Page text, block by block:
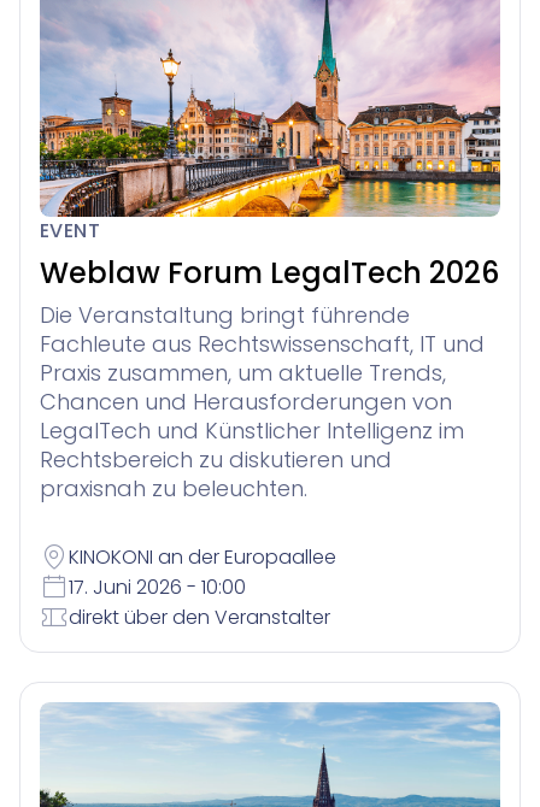
EVENT
Weblaw Forum LegalTech 2026
Die Veranstaltung bringt führende
Fachleute aus Rechtswissenschaft, IT und
Praxis zusammen, um aktuelle Trends,
Chancen und Herausforderungen von
LegalTech und Künstlicher Intelligenz im
Rechtsbereich zu diskutieren und
praxisnah zu beleuchten.
KINOKONI an der Europaallee
17. Juni 2026 - 10:00
direkt über den Veranstalter